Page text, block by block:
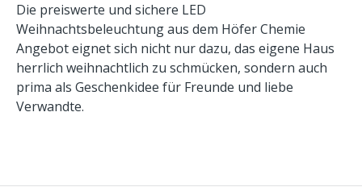
Die preiswerte und sichere LED
Weihnachtsbeleuchtung aus dem Höfer Chemie
Angebot eignet sich nicht nur dazu, das eigene Haus
herrlich weihnachtlich zu schmücken, sondern auch
prima als Geschenkidee für Freunde und liebe
Verwandte.